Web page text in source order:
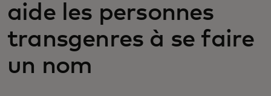
Pour les innovateurs
Actualités et tendances
aide les personnes
transgenres à se faire
un nom